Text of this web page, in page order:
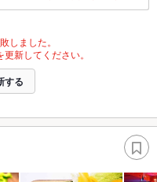
しました。
新してください。
する